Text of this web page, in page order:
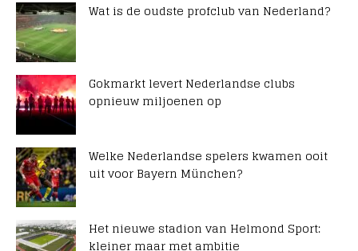
Wat is de oudste profclub van Nederland?
Gokmarkt levert Nederlandse clubs
opnieuw miljoenen op
Welke Nederlandse spelers kwamen ooit
uit voor Bayern München?
Het nieuwe stadion van Helmond Sport:
kleiner maar met ambitie